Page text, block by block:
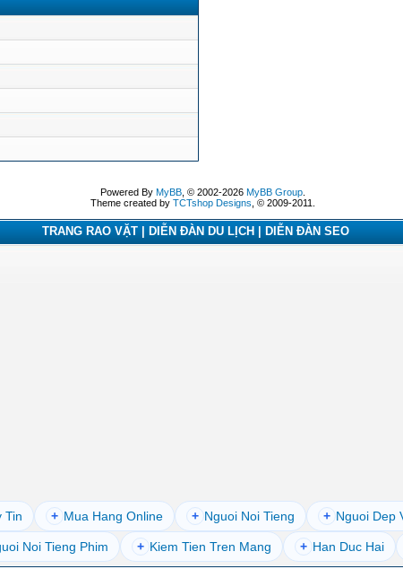
Powered By MyBB, © 2002-2026 MyBB Group.
Theme created by TCTshop Designs , © 2009-2011.
TRANG RAO VẶT | DIỄN ĐÀN DU LỊCH | DIỄN ĐÀN SEO
Tin + Mua Hang Online + Nguoi Noi Tieng + Nguoi Dep
Noi Tieng Phim + Kiem Tien Tren Mang + Han Duc Hai